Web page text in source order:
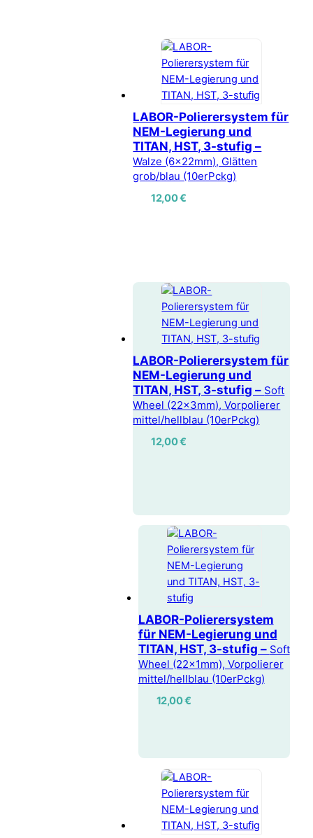
LABOR-Polierersystem für
NEM-Legierung und
TITAN, HST, 3-stufig –
Walze (6x22mm), Glätten
grob/blau (10erPckg)
12,00€
LABOR-Polierersystem für
NEM-Legierung und
TITAN, HST, 3-stufig – Soft
Wheel (22x3mm), Vorpolierer
mittel/hellblau (10erPckg)
12,00€
LABOR-Polierersystem
für NEM-Legierung und
TITAN, HST, 3-stufig – Soft
Wheel (22x1mm), Vorpolierer
mittel/hellblau (10erPckg)
12,00€